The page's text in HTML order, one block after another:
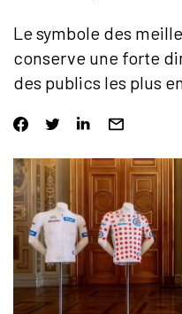
Le symbole des
conserve une forte
des publics les plus